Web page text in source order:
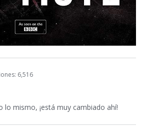
6,516
lo mismo, ¡está muy cambiado ahí!